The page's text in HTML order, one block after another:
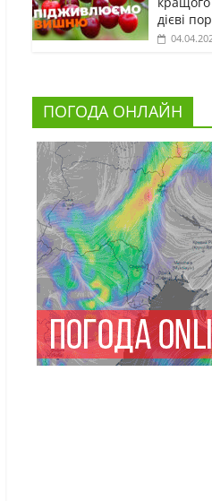
дієві
ПОГОДА ОНЛАЙН